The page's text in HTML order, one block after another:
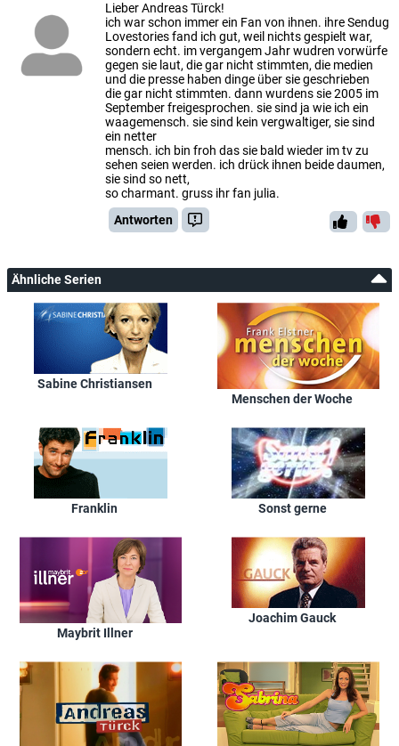
Lieber Andreas Türck!
ich war schon immer ein Fan von ihnen. ihre Sendug
Lovestories fand ich gut, weil nichts gespielt war,
sondern echt. im vergangem Jahr wudren vorwürfe
gegen sie laut, die gar nicht stimmten, die medien
und die presse haben dinge über sie geschrieben
die gar nicht stimmten. dann wurdens sie 2005 im
September freigesprochen. sie sind ja wie ich ein
waagemensch. sie sind kein vergwaltiger, sie sind
ein netter
mensch. ich bin froh das sie bald wieder im tv zu
sehen seien werden. ich drück ihnen beide daumen,
sie sind so nett,
so charmant. gruss ihr fan julia.
Antworten
Ähnliche Serien
Sabine Christiansen
Menschen der Woche
Franklin Sonst gerne
Maybrit Illner
Joachim Gauck